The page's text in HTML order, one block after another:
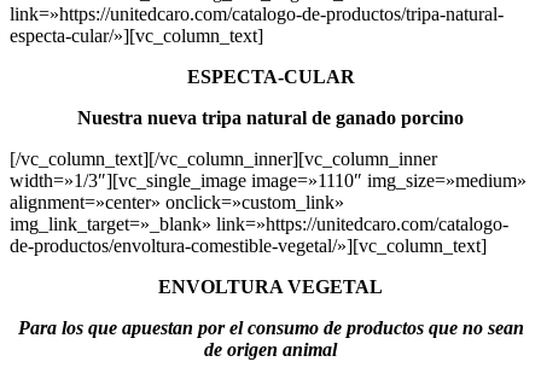
link=»https://unitedcaro.com/catalogo-de-productos/tripa-natural-
especta-cular/»][vc_column_text]
ESPECTA-CULAR
Nuestra nueva tripa natural de ganado porcino
[/vc_column_text][/vc_column_inner][vc_column_inner
width=»1/3″][vc_single_image image=»1110″ img_size=»medium»
alignment=»center» onclick=»custom_link»
img_link_target=»_blank» link=»https://unitedcaro.com/catalogo-
de-productos/envoltura-comestible-vegetal/»][vc_column_text]
ENVOLTURA VEGETAL
Para los que apuestan por el consumo de productos que no sean
de origen animal